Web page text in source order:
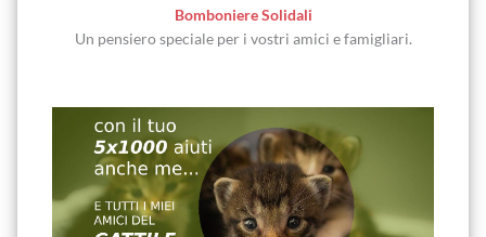
Bomboniere Solidali
Un pensiero speciale per i vostri amici e famigliari.